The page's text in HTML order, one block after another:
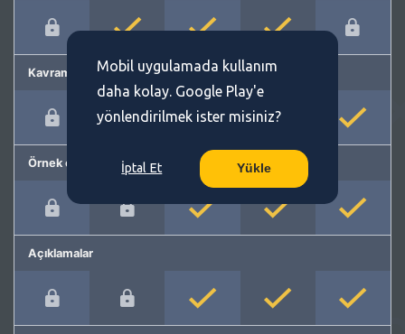
Kavram önerme
Örnek cümleler
Açıklamalar
Mobil uygulamada kullanım
daha kolay. Google Play'e
yönlendirilmek ister misiniz?
İptal Et Yükle